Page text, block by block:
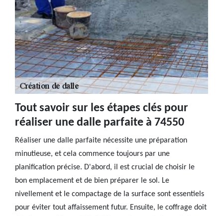
Tout savoir sur les étapes clés pour
réaliser une dalle parfaite à 74550
Réaliser une dalle parfaite nécessite une préparation
minutieuse, et cela commence toujours par une
planification précise. D'abord, il est crucial de choisir le
bon emplacement et de bien préparer le sol. Le
nivellement et le compactage de la surface sont essentiels
pour éviter tout affaissement futur. Ensuite, le coffrage doit